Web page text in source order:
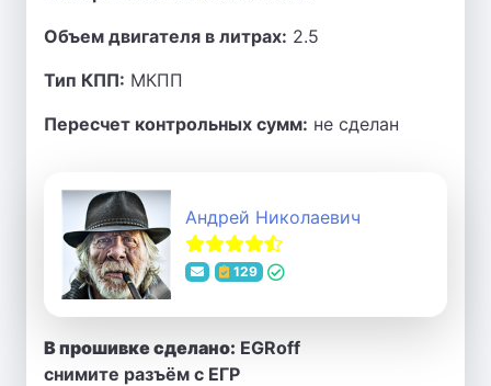
Объем двигателя в литрах: 2.5
Тип КПП: МКПП
Пересчет контрольных сумм: не сделан
Андрей Николаевич
129
В прошивке сделано: EGRoff
снимите разъём с ЕГР